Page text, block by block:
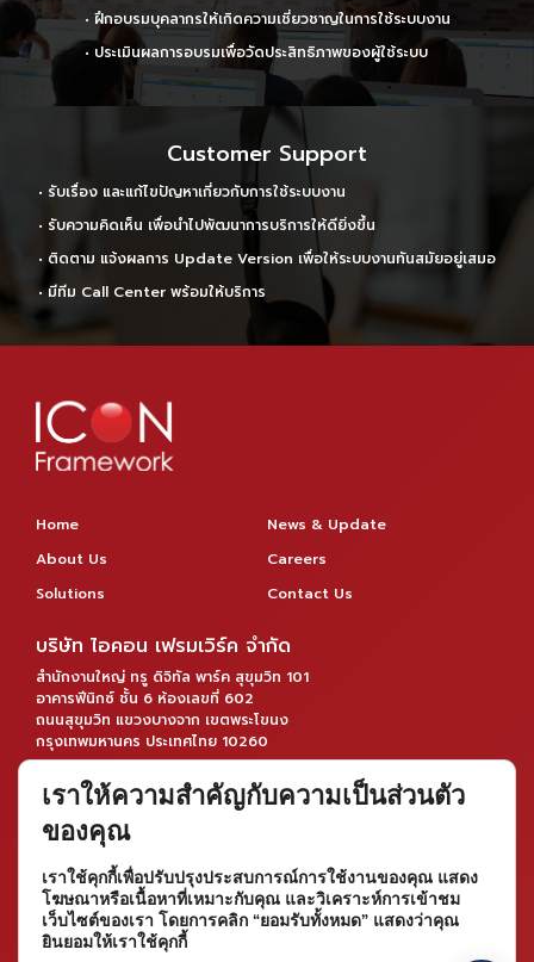
• ฝึกอบรมบุคลากรให้เกิดความเชี่ยวชาญในการใช้ระบบงาน
• ประเมินผลการอบรมเพื่อวัดประสิทธิภาพของผู้ใช้ระบบ
Customer Support
• รับเรื่อง และแก้ไขปัญหาเกี่ยวกับการใช้ระบบงาน
• รับความคิดเห็น เพื่อนำไปพัฒนาการบริการให้ดียิ่งขึ้น
• ติดตาม แจ้งผลการ Update Version เพื่อให้ระบบงานทันสมัยอยู่เสมอ
• มีทีม Call Center พร้อมให้บริการ
บริษัท ไอคอน เฟรมเวิร์ค จำกัด
สำนักงานใหญ่ ทรู ดิจิทัล พาร์ค สุขุมวิท 101
อาคารฟีนิกซ์ ชั้น 6 ห้องเลขที่ 602
ถนนสุขุมวิท แขวงบางจาก เขตพระโขนง
กรุงเทพมหานคร ประเทศไทย 10260
Social Media
Home
News & Update
About Us
Careers
Solutions
Contact Us
Privacy Notice
Sale Service
โทร : 099-826-3928 (ฝ่ายขาย)
โทร : 080-447-0066 (ฝ่ายขาย)
เราให้ความสำคัญกับความเป็นส่วนตัว
ของคุณ
เราใช้คุกกี้เพื่อปรับปรุงประสบการณ์การใช้งานของคุณ แสดง
โฆษณาหรือเนื้อหาที่เหมาะกับคุณ และวิเคราะห์การเข้าชม
เว็บไซต์ของเรา โดยการคลิก “ยอมรับทั้งหมด” แสดงว่าคุณ
ยินยอมให้เราใช้คุกกี้